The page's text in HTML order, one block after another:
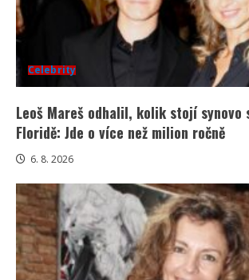
Celebrity
Leoš Mareš odhalil, kolik stojí synovo
Floridě: Jde o více než milion ročně
6. 8. 2026